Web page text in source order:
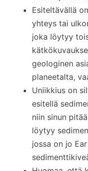
Esiteltävällä
yhteys tai
joka löytyy
geologinen
planeetalta,
Uniikkius on
esitellä
niin sinun
löytyy
jossa on jo